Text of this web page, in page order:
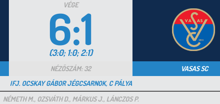
VÉGE
6:1
(3:0; 1:0; 2:1)
NÉZŐSZÁM: 32
VASAS SC
IFJ. OCSKAY GÁBOR JÉGCSARNOK, C PÁLYA
NÉMETH M., OZSVÁTH D., MÁRKUS J., LÁNCZOS P.